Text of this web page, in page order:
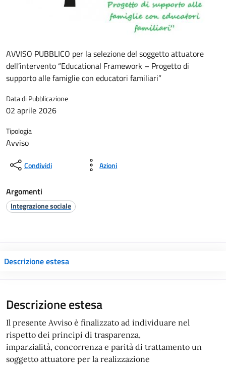
AVVISO PUBBLICO per la selezione del soggetto attuatore
dell’intervento “Educational Framework – Progetto di
supporto alle famiglie con educatori familiari”
Data di Pubblicazione
02 aprile 2026
Tipologia
Avviso
Condividi Azioni
Argomenti
Integrazione sociale
Descrizione estesa
Descrizione estesa
Il presente Avviso è finalizzato ad individuare nel
rispetto dei principi di trasparenza,
imparzialità, concorrenza e parità di trattamento un
soggetto attuatore per la realizzazione